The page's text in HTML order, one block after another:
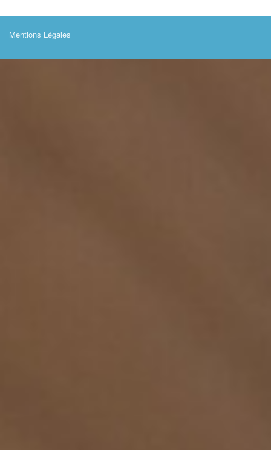
Mentions Légales